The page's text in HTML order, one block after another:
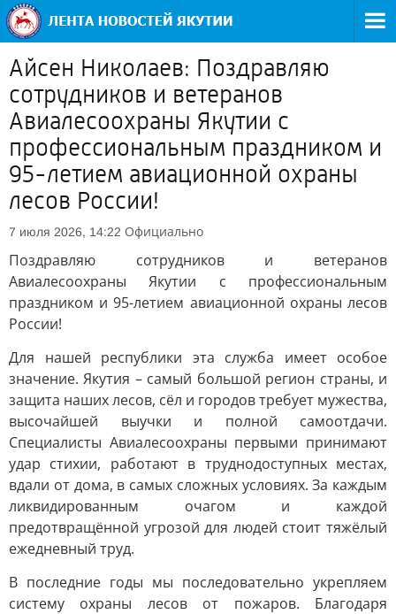
Айсен Николаев: Поздравляю
сотрудников и ветеранов
Авиалесоохраны Якутии с
профессиональным праздником и
95-летием авиационной охраны
лесов России!
7 июля 2026, 14:22 Официально
Поздравляю сотрудников и ветеранов
Авиалесоохраны Якутии с профессиональным
праздником и 95-летием авиационной охраны лесов
России!
Для нашей республики эта служба имеет особое
значение. Якутия – самый большой регион страны, и
защита наших лесов, сёл и городов требует мужества,
высочайшей выучки и полной самоотдачи.
Специалисты Авиалесоохраны первыми принимают
удар стихии, работают в труднодоступных местах,
вдали от дома, в самых сложных условиях. За каждым
ликвидированным очагом и каждой
предотвращённой угрозой для людей стоит тяжёлый
ежедневный труд.
В последние годы мы последовательно укрепляем
систему охраны лесов от пожаров. Благодаря